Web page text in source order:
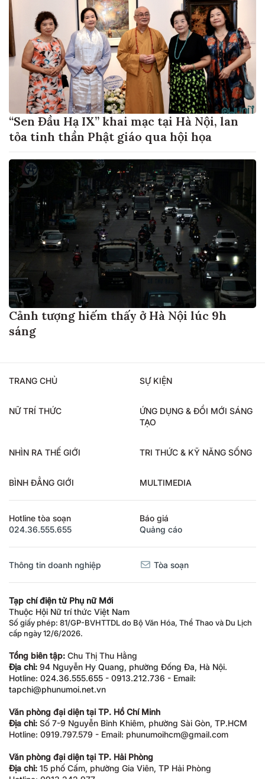
“Sen Đầu Hạ IX” khai mạc tại Hà Nội, lan
tỏa tinh thần Phật giáo qua hội họa
Cảnh tượng hiếm thấy ở Hà Nội lúc 9h
sáng
TRANG CHỦ SỰ KIỆN
NỮ TRÍ THỨC
ỨNG DỤNG & ĐỔI MỚI SÁNG
TẠO
NHÌN RA THẾ GIỚI TRI THỨC & KỸ NĂNG SỐNG
BÌNH ĐẲNG GIỚI MULTIMEDIA
Hotline tòa soạn
024.36.555.655
Báo giá
Quảng cáo
Thông tin doanh nghiệp Tòa soạn
Tạp chí điện tử Phụ nữ Mới
Thuộc Hội Nữ trí thức Việt Nam
Số giấy phép: 81/GP-BVHTTDL do Bộ Văn Hóa, Thể Thao và Du Lịch
cấp ngày 12/6/2026.
Tổng biên tập: Chu Thị Thu Hằng
Địa chỉ: 94 Nguyễn Hy Quang, phường Đống Đa, Hà Nội.
Hotline: 024.36.555.655 - 0913.212.736 - Email:
tapchi@phunumoi.net.vn
Văn phòng đại diện tại TP. Hồ Chí Minh
Địa chỉ: Số 7-9 Nguyễn Bỉnh Khiêm, phường Sài Gòn, TP.HCM
Hotline: 0919.797.579 - Email: phunumoihcm@gmail.com
Văn phòng đại diện tại TP. Hải Phòng
Địa chỉ: 15 phố Cấm, phường Gia Viên, TP Hải Phòng